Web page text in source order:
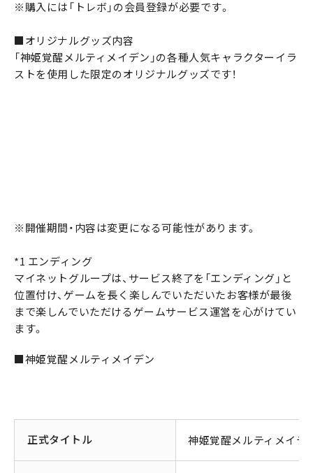
※購入には「トレボ」の会員登録が必要です。
■オリジナルグッズ内容
「神姫覚醒メルティメイデン」の各種人気キャラクターイラ
ストを使用した限定のオリジナルグッズです！
※開催期間・内容は変更になる可能性があります。
*1 エンディング
マイネットグループは、サービス終了を「エンディング」と
位置付け、ゲームを長く楽しんでいただいたお客様が最後
まで楽しんでいただけるゲームサービス運営を心がけてい
ます。
■神姫覚醒メルティメイデン
正式タイトル 神姫覚醒メルティメイデ